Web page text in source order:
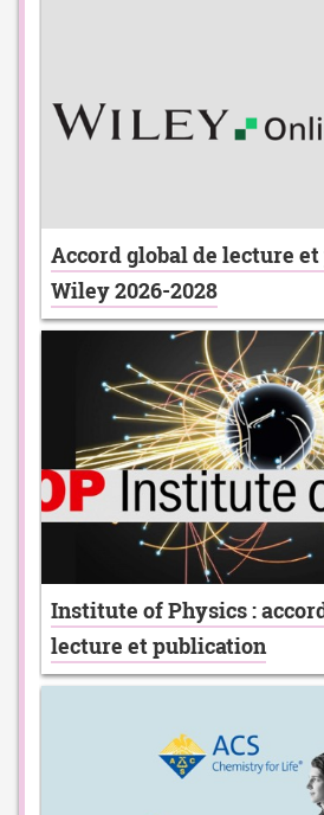
Accord global de lecture
Wiley 2026-2028
Institute of Physics :
lecture et publication